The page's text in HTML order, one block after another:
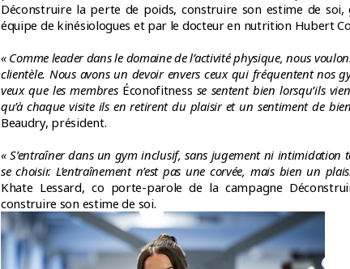
Déconstruire la perte de poids, construire son estime de soi,
équipe de kinésiologues et par le docteur en nutrition Hubert
« Comme leader dans le domaine de l’activité physique, nous
clientèle. Nous avons un devoir envers ceux qui fréquentent nos
veux que les membres Éconofitness se sentent bien lorsqu’ils
qu’à chaque visite ils en retirent du plaisir et un sentiment de
Beaudry, président.
« S’entraîner dans un gym inclusif, sans jugement ni intimidation
se choisir. L’entraînement n’est pas une corvée, mais bien un
Khate Lessard, co porte-parole de la campagne
construire son estime de soi.